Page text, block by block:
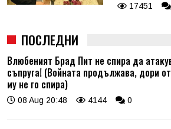
17451
ПОСЛЕДНИ
Влюбеният Брад Пит не спира да
съпруга! (Войната продължава, дори
му не го спира)
08 Aug 20:48 4144 0